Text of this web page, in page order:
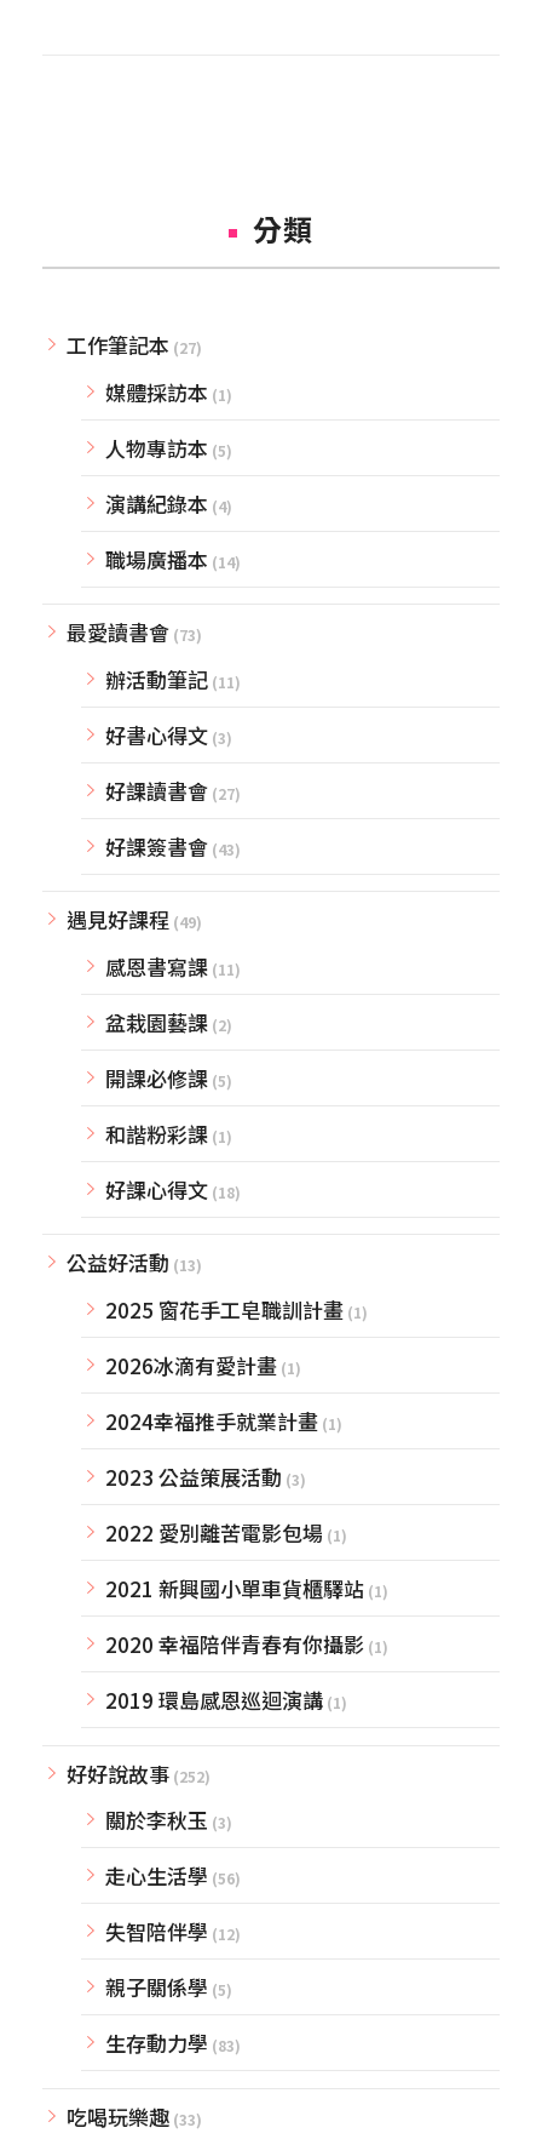
分類
工作筆記本 (27)
媒體採訪本 (1)
人物專訪本 (5)
演講紀錄本 (4)
職場廣播本 (14)
最愛讀書會 (73)
辦活動筆記 (11)
好書心得文 (3)
好課讀書會 (27)
好課簽書會 (43)
遇見好課程 (49)
感恩書寫課 (11)
盆栽園藝課 (2)
開課必修課 (5)
和諧粉彩課 (1)
好課心得文 (18)
公益好活動 (13)
2025 窗花手工皂職訓計畫 (1)
2026冰滴有愛計畫 (1)
2024幸福推手就業計畫 (1)
2023 公益策展活動 (3)
2022 愛別離苦電影包場 (1)
2021 新興國小單車貨櫃驛站 (1)
2020 幸福陪伴青春有你攝影 (1)
2019 環島感恩巡迴演講 (1)
好好說故事 (252)
關於李秋玉 (3)
走心生活學 (56)
失智陪伴學 (12)
親子關係學 (5)
生存動力學 (83)
吃喝玩樂趣 (33)